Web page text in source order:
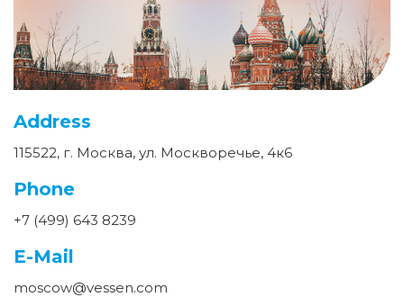
Address
115522, г. Москва, ул. Москворечье, 4к6
Phone
+7 (499) 643 8239
E-Mail
moscow@vessen.com